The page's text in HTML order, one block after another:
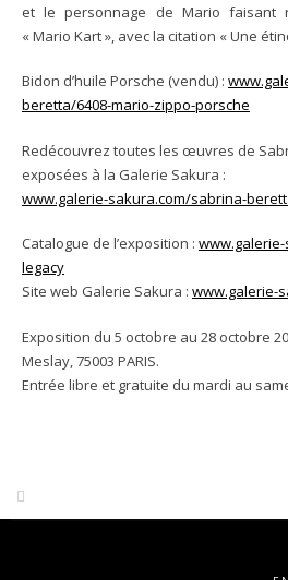
et le personnage de Mario faisant
« Mario Kart », avec la citation « Une
Bidon d’huile Porsche (vendu) :
beretta/6408-mario-zippo-porsche
Redécouvrez toutes les œuvres de
exposées à la Galerie Sakura :
www.galerie-sakura.com/sabrina-
Catalogue de l’exposition :
legacy
Site web Galerie Sakura : www.galerie-
Exposition du 5 octobre au 28 octobre
Meslay, 75003 PARIS.
Entrée libre et gratuite du mardi au